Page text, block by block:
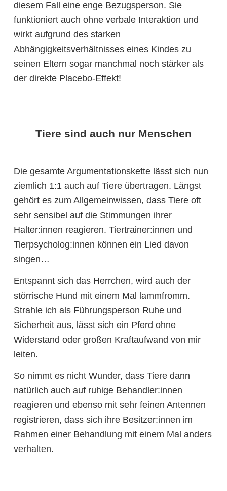
diesem Fall eine enge Bezugsperson. Sie
funktioniert auch ohne verbale Interaktion und
wirkt aufgrund des starken
Abhängigkeitsverhältnisses eines Kindes zu
seinen Eltern sogar manchmal noch stärker als
der direkte Placebo-Effekt!
Tiere sind auch nur Menschen
Die gesamte Argumentationskette lässt sich nun
ziemlich 1:1 auch auf Tiere übertragen. Längst
gehört es zum Allgemeinwissen, dass Tiere oft
sehr sensibel auf die Stimmungen ihrer
Halter:innen reagieren. Tiertrainer:innen und
Tierpsycholog:innen können ein Lied davon
singen…
Entspannt sich das Herrchen, wird auch der
störrische Hund mit einem Mal lammfromm.
Strahle ich als Führungsperson Ruhe und
Sicherheit aus, lässt sich ein Pferd ohne
Widerstand oder großen Kraftaufwand von mir
leiten.
So nimmt es nicht Wunder, dass Tiere dann
natürlich auch auf ruhige Behandler:innen
reagieren und ebenso mit sehr feinen Antennen
registrieren, dass sich ihre Besitzer:innen im
Rahmen einer Behandlung mit einem Mal anders
verhalten.